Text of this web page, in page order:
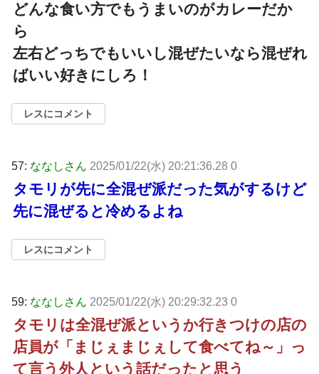
どんな食い方でもうまいのがカレーだか
ら
左右どっちでもいいし混ぜたいなら混ぜれ
ばいい好きにしろ！
レスにコメント
57: ななしさん 2025/01/22(水) 20:21:36.28 0
タモリが先に全混ぜ派だった気がするけど
先に混ぜると冷めるよね
レスにコメント
59: ななしさん 2025/01/22(水) 20:29:32.23 0
タモリは全混ぜ派というか行きつけの店の
店員が「まじぇまじぇして食べてね～」っ
て言う外人という話だったと思う